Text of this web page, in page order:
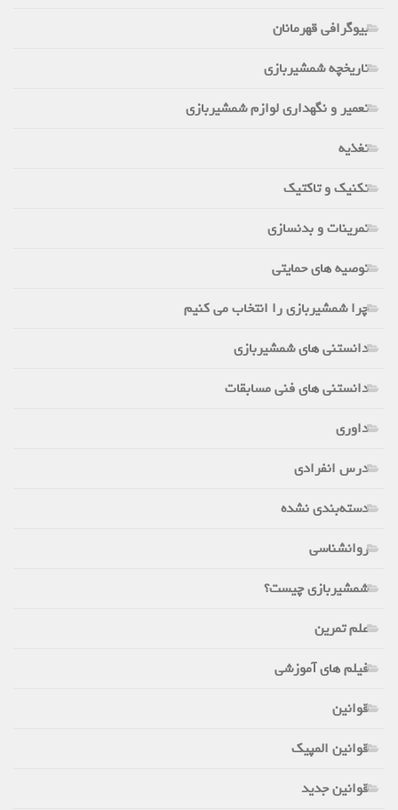
بیوگرافی قهرمانان
تاریخچه شمشیربازی
تعمیر و نگهداری لوازم شمشیربازی
تغذیه
تکنیک و تاکتیک
تمرینات و بدنسازی
توصیه های حمایتی
چرا شمشیربازی را انتخاب می کنیم
دانستنی های شمشیربازی
دانستنی های فنی مسابقات
داوری
درس انفرادی
دسته‌بندی نشده
روانشناسی
شمشیربازی چیست؟
علم تمرین
فیلم های آموزشی
قوانین
قوانین المپیک
قوانین جدید